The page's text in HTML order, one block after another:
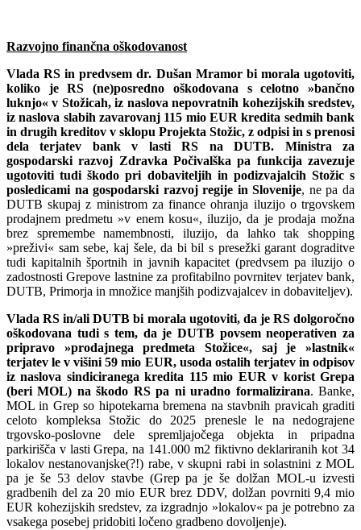
Razvojno finančna oškodovanost
Vlada RS in predvsem dr. Dušan Mramor bi morala ugotoviti,
koliko je RS (ne)posredno oškodovana s celotno »bančno
luknjo« v Stožicah, iz naslova nepovratnih kohezijskih sredstev,
iz naslova slabih zavarovanj 115 mio EUR kredita sedmih bank
in drugih kreditov v sklopu Projekta Stožic, z odpisi in s prenosi
dela terjatev bank v lasti RS na DUTB. Ministra za
gospodarski razvoj Zdravka Počivalška pa funkcija zavezuje
ugotoviti tudi škodo pri dobaviteljih in podizvajalcih Stožic s
posledicami na gospodarski razvoj regije in Slovenije, ne pa da
DUTB skupaj z ministrom za finance ohranja iluzijo o trgovskem
prodajnem predmetu »v enem kosu«, iluzijo, da je prodaja možna
brez spremembe namembnosti, iluzijo, da lahko tak shopping
»preživi« sam sebe, kaj šele, da bi bil s presežki garant dograditve
tudi kapitalnih športnih in javnih kapacitet (predvsem pa iluzijo o
zadostnosti Grepove lastnine za profitabilno povrnitev terjatev bank,
DUTB, Primorja in množice manjših podizvajalcev in dobaviteljev).
Vlada RS in/ali DUTB bi morala ugotoviti, da je RS dolgoročno
oškodovana tudi s tem, da je DUTB povsem neoperativen za
pripravo »prodajnega predmeta Stožice«, saj je »lastnik«
terjatev le v višini 59 mio EUR, usoda ostalih terjatev in odpisov
iz naslova sindiciranega kredita 115 mio EUR v korist Grepa
(beri MOL) na škodo RS pa ni uradno formalizirana. Banke,
MOL in Grep so hipotekarna bremena na stavbnih pravicah graditi
celoto kompleksa Stožic do 2025 prenesle le na nedograjene
trgovsko-poslovne dele spremljajočega objekta in pripadna
parkirišča v lasti Grepa, na 141.000 m2 fiktivno deklariranih kot 34
lokalov nestanovanjske(?!) rabe, v skupni rabi in solastnini z MOL
pa je še 53 delov stavbe (Grep pa je še dolžan MOL-u izvesti
gradbenih del za 20 mio EUR brez DDV, dolžan povrniti 9,4 mio
EUR kohezijskih sredstev, za izgradnjo »lokalov« pa je potrebno za
vsakega posebej pridobiti ločeno gradbeno dovoljenje).